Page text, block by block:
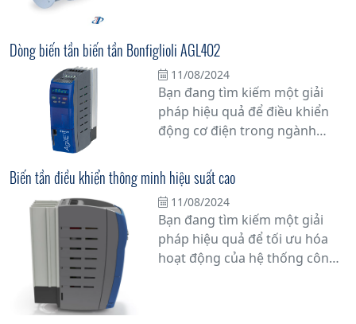
một sự cải tiến đột phá trong
ngành công nghiệp truyền
động cơ khí.
Dòng biến tần biến tần Bonfiglioli AGL402
11/08/2024
Bạn đang tìm kiếm một giải
pháp hiệu quả để điều khiển
động cơ điện trong ngành
dòng biến tần Bonfiglioli
AGL402 - sự kết hợp hoàn hảo
giữa công nghệ tiên tiến và độ
tin cậy vững chắc của thương
hiệu Bonfiglioli.
Biến tần điều khiển thông minh hiệu suất cao
11/08/2024
Bạn đang tìm kiếm một giải
pháp hiệu quả để tối ưu hóa
hoạt động của hệ thống công